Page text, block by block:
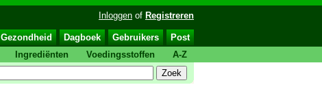
Inloggen of Registreren
Gezondheid Dagboek Gebruikers
Post
Ingrediënten Voedingsstoffen A-Z